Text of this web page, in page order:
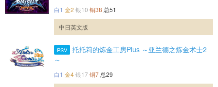
白1 金2 银10 铜38 总51
中日英文版
PSV
托托莉的炼金工房Plus ～亚兰德之炼金术士2
～
白1 金4银17 铜7 总29